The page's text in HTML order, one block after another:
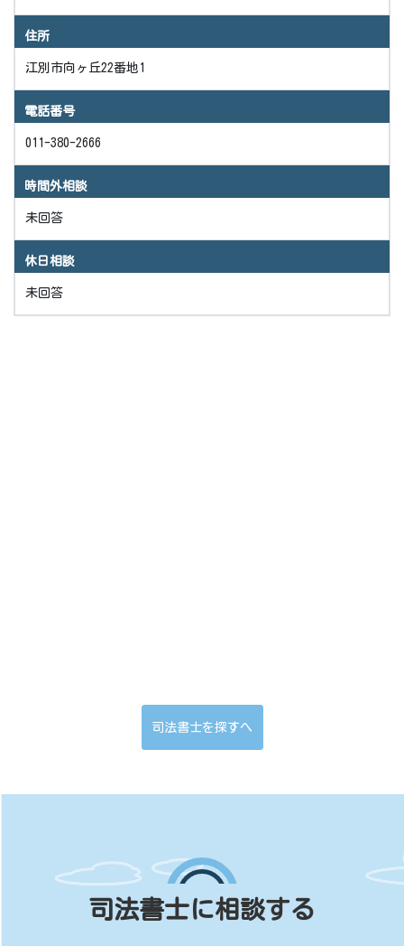
住所
江別市向ヶ丘22番地1
電話番号
011-380-2666
時間外相談
未回答
休日相談
未回答
司法書士を探すへ
司法書士に相談する